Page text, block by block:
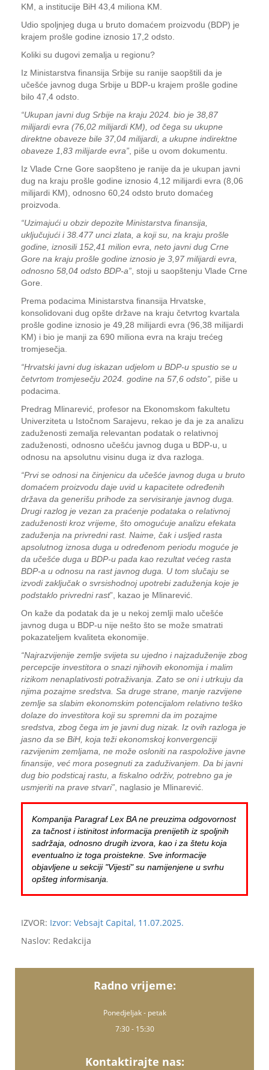
KM, a institucije BiH 43,4 miliona KM.
Udio spoljnjeg duga u bruto domaćem proizvodu (BDP) je
krajem prošle godine iznosio 17,2 odsto.
Koliki su dugovi zemalja u regionu?
Iz Ministarstva finansija Srbije su ranije saopštili da je
učešće javnog duga Srbije u BDP-u krajem prošle godine
bilo 47,4 odsto.
“Ukupan javni dug Srbije na kraju 2024. bio je 38,87
milijardi evra (76,02 milijardi KM), od čega su ukupne
direktne obaveze bile 37,04 milijardi, a ukupne indirektne
obaveze 1,83 milijarde evra” , piše u ovom dokumentu.
Iz Vlade Crne Gore saopšteno je ranije da je ukupan javni
dug na kraju prošle godine iznosio 4,12 milijardi evra (8,06
milijardi KM), odnosno 60,24 odsto bruto domaćeg
proizvoda.
“Uzimajući u obzir depozite Ministarstva finansija,
uključujući i 38.477 unci zlata, a koji su, na kraju prošle
godine, iznosili 152,41 milion evra, neto javni dug Crne
Gore na kraju prošle godine iznosio je 3,97 milijardi evra,
odnosno 58,04 odsto BDP-a” , stoji u saopštenju Vlade Crne
Gore.
Prema podacima Ministarstva finansija Hrvatske,
konsolidovani dug opšte države na kraju četvrtog kvartala
prošle godine iznosio je 49,28 milijardi evra (96,38 milijardi
KM) i bio je manji za 690 miliona evra na kraju trećeg
tromjesečja.
“Hrvatski javni dug iskazan udjelom u BDP-u spustio se u
četvrtom tromjesečju 2024. godine na 57,6 odsto”, piše u
podacima.
Predrag Mlinarević, profesor na Ekonomskom fakultetu
Univerziteta u Istočnom Sarajevu, rekao je da je za analizu
zaduženosti zemalja relevantan podatak o relativnoj
zaduženosti, odnosno učešću javnog duga u BDP-u, u
odnosu na apsolutnu visinu duga iz dva razloga.
“Prvi se odnosi na činjenicu da učešće javnog duga u bruto
domaćem proizvodu daje uvid u kapacitete određenih
država da generišu prihode za servisiranje javnog duga.
Drugi razlog je vezan za praćenje podataka o relativnoj
zaduženosti kroz vrijeme, što omogućuje analizu efekata
zaduženja na privredni rast. Naime, čak i usljed rasta
apsolutnog iznosa duga u određenom periodu moguće je
da učešće duga u BDP-u pada kao rezultat većeg rasta
BDP-a u odnosu na rast javnog duga. U tom slučaju se
izvodi zaključak o svrsishodnoj upotrebi zaduženja koje je
podstaklo privredni rast”, kazao je Mlinarević.
On kaže da podatak da je u nekoj zemlji malo učešće
javnog duga u BDP-u nije nešto što se može smatrati
pokazateljem kvaliteta ekonomije.
“Najrazvijenije zemlje svijeta su ujedno i najzaduženije zbog
percepcije investitora o snazi njihovih ekonomija i malim
rizikom nenaplativosti potraživanja. Zato se oni i utrkuju da
njima pozajme sredstva. Sa druge strane, manje razvijene
zemlje sa slabim ekonomskim potencijalom relativno teško
dolaze do investitora koji su spremni da im pozajme
sredstva, zbog čega im je javni dug nizak. Iz ovih razloga je
jasno da se BiH, koja teži ekonomskoj konvergenciji
razvijenim zemljama, ne može osloniti na raspoložive javne
finansije, već mora posegnuti za zaduživanjem. Da bi javni
dug bio podsticaj rastu, a fiskalno održiv, potrebno ga je
usmjeriti na prave stvari” , naglasio je Mlinarević.
Kompanija Paragraf Lex BA ne preuzima odgovornost
za tačnost i istinitost informacija prenijetih iz spoljnih
sadržaja, odnosno drugih izvora, kao i za štetu koja
eventualno iz toga proistekne. Sve informacije
objavljene u sekciji "Vijesti" su namijenjene u svrhu
opšteg informisanja.
IZVOR: Izvor: Vebsajt Capital, 11.07.2025.
Naslov: Redakcija
Radno vrijeme:
Ponedjeljak - petak
7:30 - 15:30
Kontaktirajte nas: